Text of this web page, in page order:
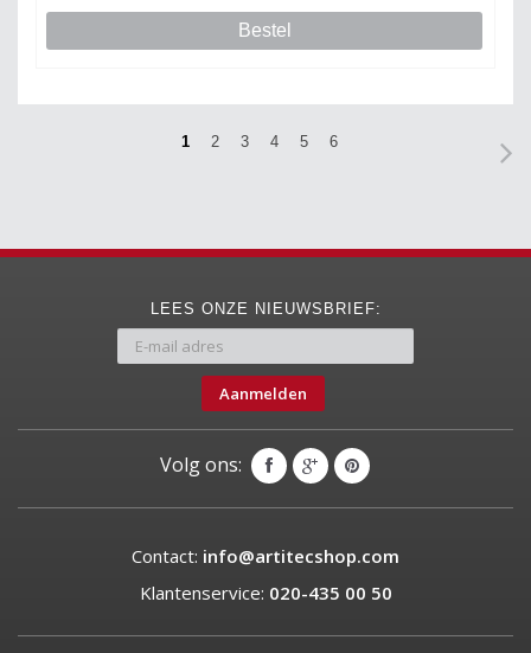
Bestel
1 2 3 4 5 6
LEES ONZE NIEUWSBRIEF:
Aanmelden
Volg ons:
Contact: info@artitecshop.com
Klantenservice: 020-435 00 50